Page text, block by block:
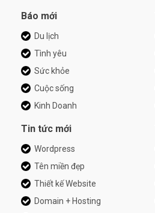
Báo mới
Du lịch
Tình yêu
Sức khỏe
Cuộc sống
Kinh Doanh
Tin tức mới
Wordpress
Tên miền đẹp
Thiết kế Website
Domain + Hosting